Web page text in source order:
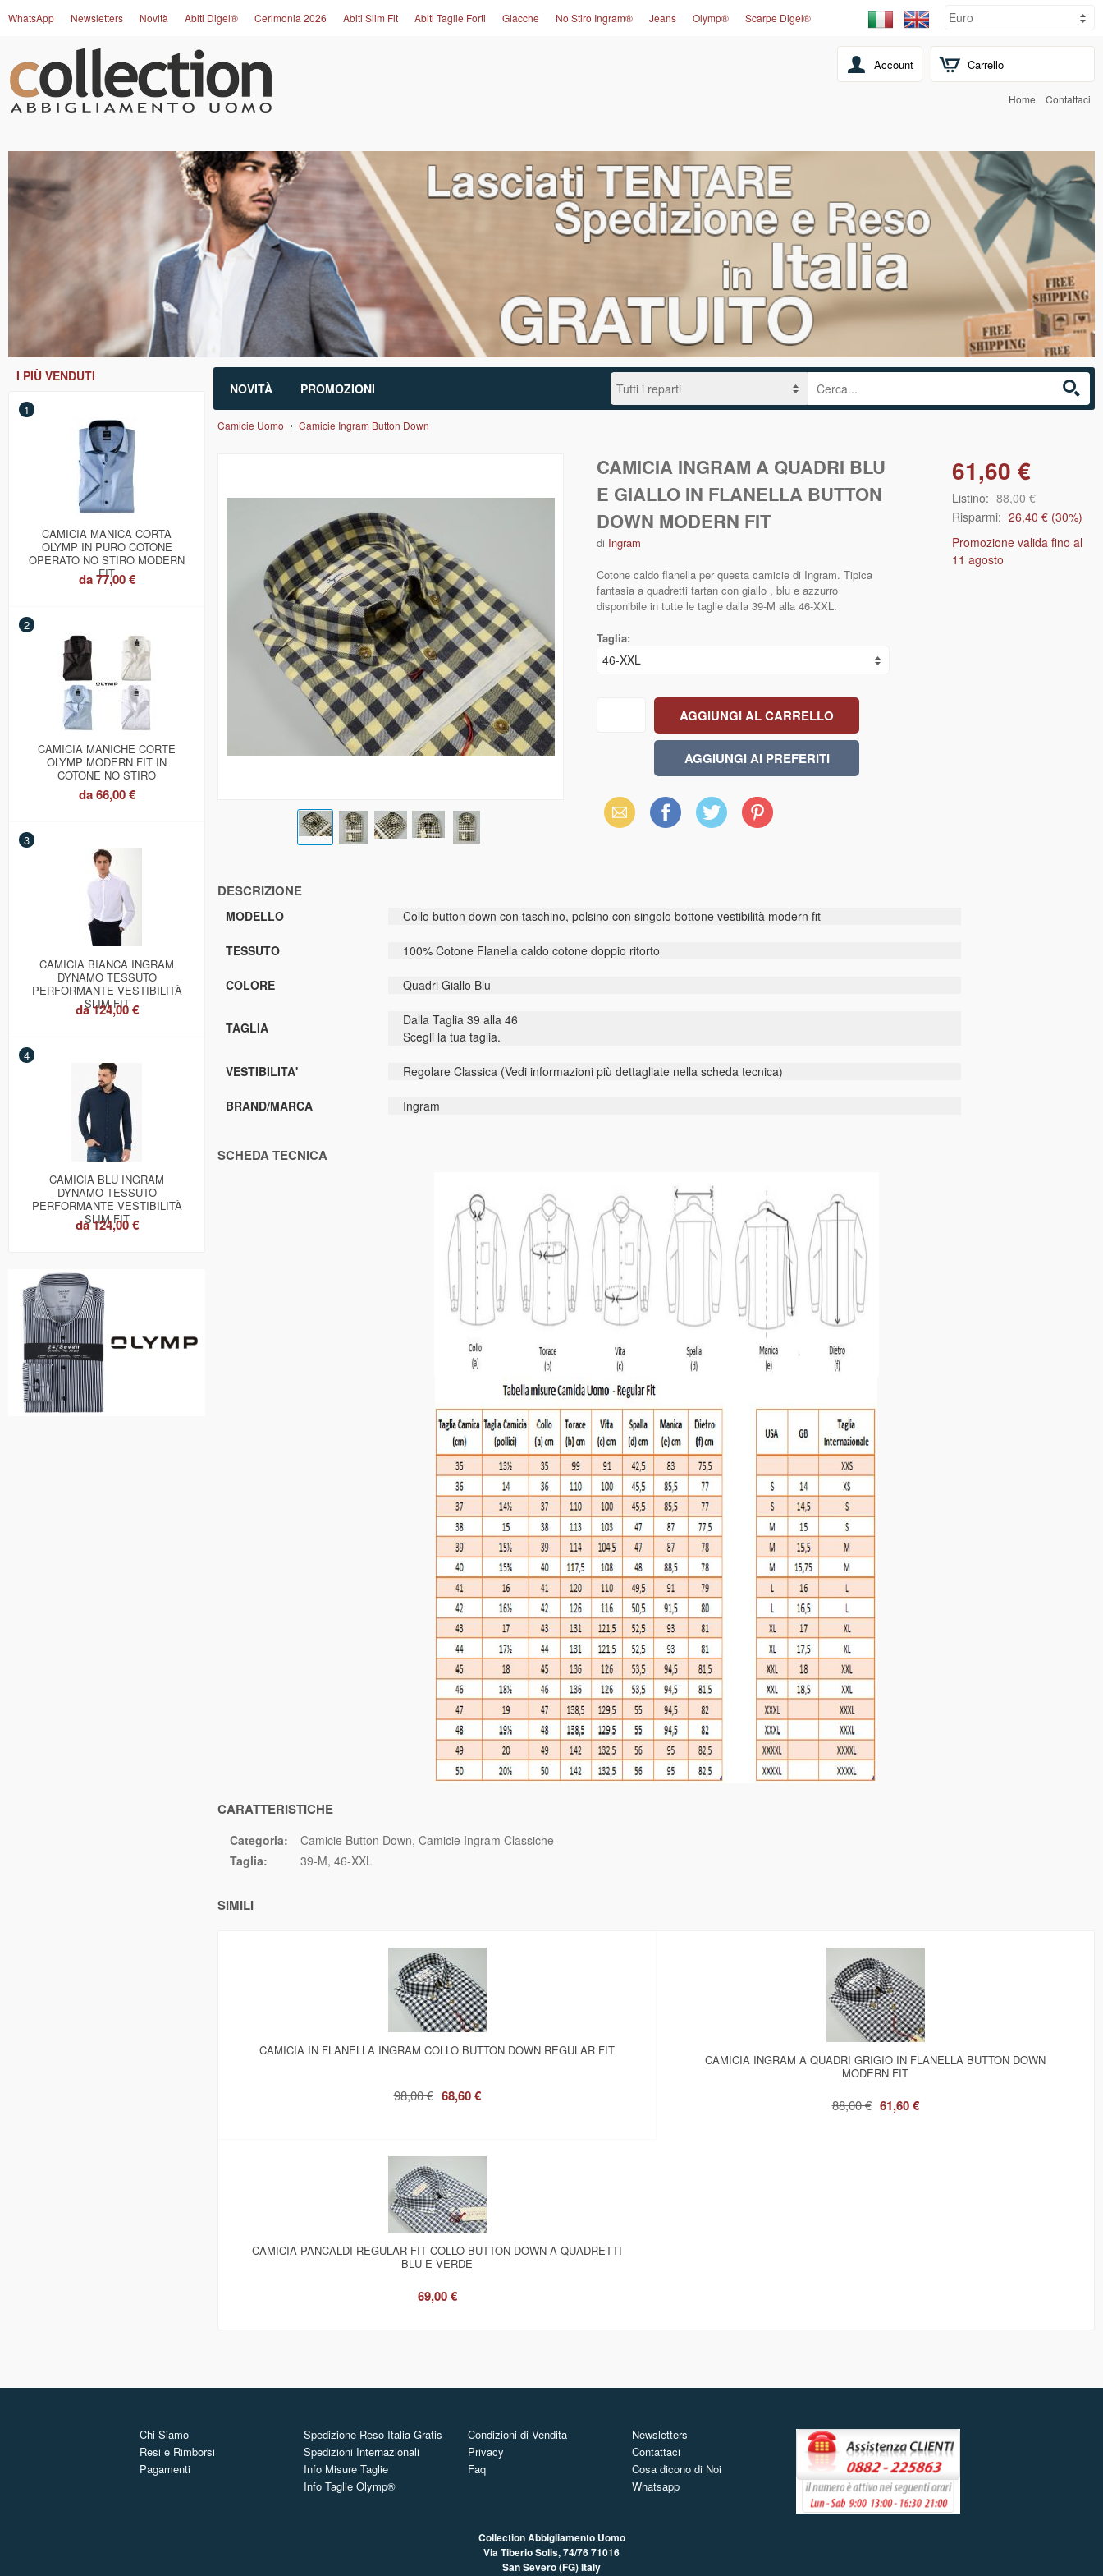
Carrello
WhatsApp Newsletters Novità Abiti Digel® Cerimonia 2026 Abiti Slim Fit Abiti Taglie Forti Giacche No Stiro Ingram® Jeans Olymp® Scarpe Digel®
Account
Home Contattaci
NOVITÀ PROMOZIONI
I PIÙ VENDUTI
1
CAMICIA MANICA CORTA
OLYMP IN PURO COTONE
OPERATO NO STIRO MODERN
FIT
da77,00 €
2
CAMICIA MANICHE CORTE
OLYMP MODERN FIT IN
COTONE NO STIRO
da66,00 €
3
CAMICIA BIANCA INGRAM
DYNAMO TESSUTO
PERFORMANTE VESTIBILITÀ
SLIM FIT
da124,00 €
4
CAMICIA BLU INGRAM
DYNAMO TESSUTO
PERFORMANTE VESTIBILITÀ
SLIM FIT
da124,00 €
Camicie Uomo Camicie Ingram Button Down
CAMICIA INGRAM A QUADRI BLU
E GIALLO IN FLANELLA BUTTON
DOWN MODERN FIT
di Ingram
Cotone caldo flanella per questa camicie di Ingram. Tipica
fantasia a quadretti tartan con giallo , blu e azzurro
disponibile in tutte le taglie dalla 39-M alla 46-XXL.
Taglia:
61,60 €
Listino: 88,00 €
Risparmi: 26,40 € (30%)
Promozione valida fino al
11 agosto
Email Facebook X Pinterest
DESCRIZIONE
MODELLO Collo button down con taschino, polsino con singolo bottone vestibilità modern fit
TESSUTO 100% Cotone Flanella caldo cotone doppio ritorto
COLORE Quadri Giallo Blu
TAGLIA
Dalla Taglia 39 alla 46
Scegli la tua taglia.
VESTIBILITA' Regolare Classica (Vedi informazioni più dettagliate nella scheda tecnica)
BRAND/MARCA Ingram
SCHEDA TECNICA
CARATTERISTICHE
Categoria: Camicie Button Down Camicie Ingram Classiche
Taglia:
39-M 46-XXL
SIMILI
CAMICIA IN FLANELLA INGRAM COLLO BUTTON DOWN REGULAR FIT
98,00 € 68,60 €
CAMICIA INGRAM A QUADRI GRIGIO IN FLANELLA BUTTON DOWN
MODERN FIT
88,00 € 61,60 €
CAMICIA PANCALDI REGULAR FIT COLLO BUTTON DOWN A QUADRETTI
BLU E VERDE
69,00 €
Chi Siamo
Resi e Rimborsi
Pagamenti
Spedizione Reso Italia Gratis
Spedizioni Internazionali
Info Misure Taglie
Info Taglie Olymp®
Condizioni di Vendita
Privacy
Faq
Newsletters
Contattaci
Cosa dicono di Noi
Whatsapp
Collection Abbigliamento Uomo
Via Tiberio Solis, 74/7671016
San Severo (FG) Italy